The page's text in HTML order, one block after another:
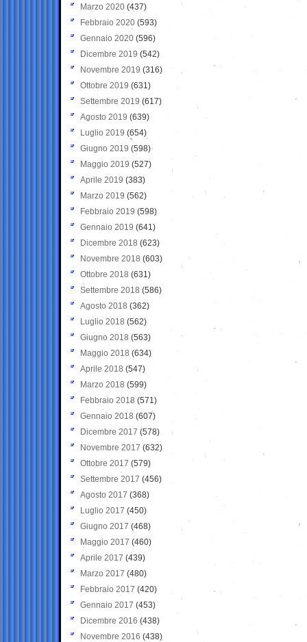
Marzo 2020 (437)
Febbraio 2020 (593)
Gennaio 2020 (596)
Dicembre 2019 (542)
Novembre 2019 (316)
Ottobre 2019 (631)
Settembre 2019 (617)
Agosto 2019 (639)
Luglio 2019 (654)
Giugno 2019 (598)
Maggio 2019 (527)
Aprile 2019 (383)
Marzo 2019 (562)
Febbraio 2019 (598)
Gennaio 2019 (641)
Dicembre 2018 (623)
Novembre 2018 (603)
Ottobre 2018 (631)
Settembre 2018 (586)
Agosto 2018 (362)
Luglio 2018 (562)
Giugno 2018 (563)
Maggio 2018 (634)
Aprile 2018 (547)
Marzo 2018 (599)
Febbraio 2018 (571)
Gennaio 2018 (607)
Dicembre 2017 (578)
Novembre 2017 (632)
Ottobre 2017 (579)
Settembre 2017 (456)
Agosto 2017 (368)
Luglio 2017 (450)
Giugno 2017 (468)
Maggio 2017 (460)
Aprile 2017 (439)
Marzo 2017 (480)
Febbraio 2017 (420)
Gennaio 2017 (453)
Dicembre 2016 (438)
Novembre 2016 (438)